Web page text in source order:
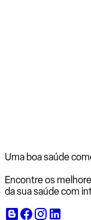
Uma boa saúde
Encontre os
da sua saúde com